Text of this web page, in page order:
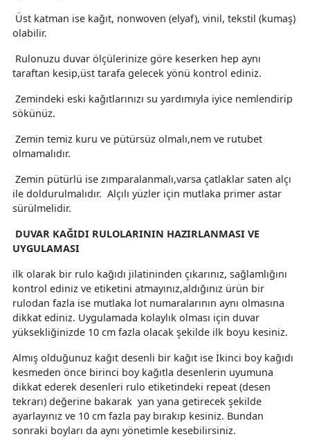
Üst katman ise kağıt, nonwoven (elyaf), vinil, tekstil (kumaş)
olabilir.
Rulonuzu duvar ölçülerinize göre keserken hep aynı
taraftan kesip,üst tarafa gelecek yönü kontrol ediniz.
Zemindeki eski kağıtlarınızı su yardımıyla iyice nemlendirip
sökünüz.
Zemin temiz kuru ve pütürsüz olmalı,nem ve rutubet
olmamalıdır.
Zemin pütürlü ise zımparalanmalı,varsa çatlaklar saten alçı
ile doldurulmalıdır. Alçılı yüzler için mutlaka primer astar
sürülmelidir.
DUVAR KAĞIDI RULOLARININ HAZIRLANMASI VE
UYGULAMASI
ilk olarak bir rulo kağıdı jilatininden çıkarınız, sağlamlığını
kontrol ediniz ve etiketini atmayınız,aldığınız ürün bir
rulodan fazla ise mutlaka lot numaralarının aynı olmasına
dikkat ediniz. Uygulamada kolaylık olması için duvar
yüksekliğinizde 10 cm fazla olacak şekilde ilk boyu kesiniz.
Almış olduğunuz kağıt desenli bir kağıt ise İkinci boy kağıdı
kesmeden önce birinci boy kağıtla desenlerin uyumuna
dikkat ederek desenleri rulo etiketindeki repeat (desen
tekrarı) değerine bakarak yan yana getirecek şekilde
ayarlayınız ve 10 cm fazla pay bırakıp kesiniz. Bundan
sonraki boyları da aynı yönetimle kesebilirsiniz.